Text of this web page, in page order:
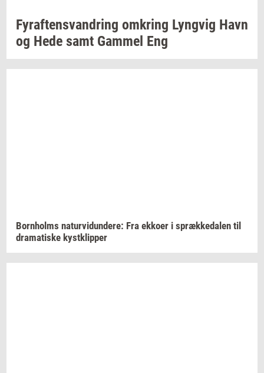
Fyraf­tensvan­dring om­kring Lyng­vig Havn
og Hede samt Gam­mel Eng
Born­holms na­tur­vi­dun­de­re: Fra ek­ko­er i spræk­ke­da­len til
dra­ma­ti­ske kyst­klip­per